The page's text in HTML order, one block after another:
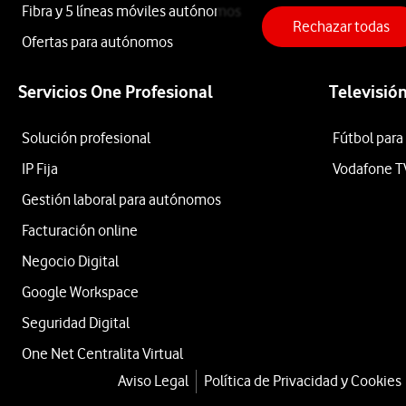
Impresora
multifunción
Expression
XP-
4200
Fibra y 5 líneas móviles autónomos
Ofertas para autónomos
Servicios One Profesional
Solución profesional
IP Fija
Gestión laboral para autónomos
Facturación online
Negocio Digital
Google Workspace
Seguridad Digital
One Net Centralita Virtual
Televisión
Fútbol
Vodafone
Aviso Legal Política de Privacidad y Cookies
Rechazar todas